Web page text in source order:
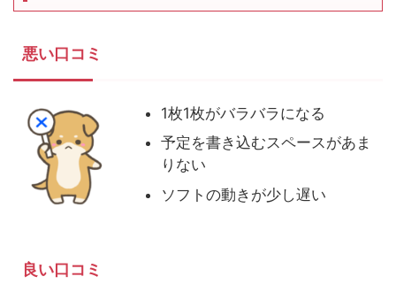
悪い口コミ
1枚1枚がバラバラになる
予定を書き込むスペースがあま
りない
ソフトの動きが少し遅い
良い口コミ